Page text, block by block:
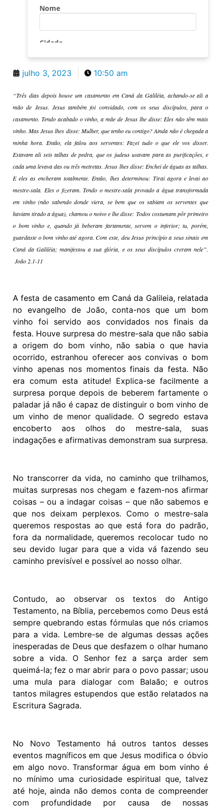
julho 3, 2023 10:50 am
“Três dias depois houve um casamento em Caná da Galiléia, achando-se ali a
mão de Jesus. Jesus também foi convidado, com os seus discípulos, para o
casamento. Tendo acabado o vinho, a mãe de Jesus lhe disse: Eles não têm mais
vinho. Mas Jesus lhes disse: Mulher, que tenho eu contigo? Ainda não é chegada a
minha hora. Então, ela falou aos serventes: Fazei tudo o que ele vos disser.
Estavam ali seis talhas de pedra, que os judeus usavam para as purificações, e
cada uma levava das ou três metretas. Jesus lhes disse: Enchei de águas as talhas.
E eles as encheram totalmente. Então, lhes determinou: Tirai agora e levai ao
mestre-sala. Eles o fizeram. Tendo o mestre-sala provado a água transformada
em vinho (não sabendo donde viera, se bem que os sabiam os serventes que
haviam tirado a água), chamou o noivo e lhe disse: Todos costumam pôr primeiro
o bom vinho e, quando já beberam fartamente, servem o inferior; tu, porém,
guardaste o bom vinho até agora. Com este, deu Jesus princípio a seus sinais em
Caná da Galiléia; manifestou a sua glória, e os seus discípulos creram nele”.
João 2.1-11
A festa de casamento em Caná da Galileia, relatada
no evangelho de João, conta-nos que um bom
vinho foi servido aos convidados nos finais da
festa. Houve surpresa do mestre-sala que não sabia
a origem do bom vinho, não sabia o que havia
ocorrido, estranhou oferecer aos convivas o bom
vinho apenas nos momentos finais da festa. Não
era comum esta atitude! Explica-se facilmente a
surpresa porque depois de beberem fartamente o
paladar já não é capaz de distinguir o bom vinho de
um vinho de menor qualidade. O segredo estava
encoberto aos olhos do mestre-sala, suas
indagações e afirmativas demonstram sua surpresa.
No transcorrer da vida, no caminho que trilhamos,
muitas surpresas nos chegam e fazem-nos afirmar
coisas – ou a indagar coisas – que não sabemos e
que nos deixam perplexos. Como o mestre-sala
queremos respostas ao que está fora do padrão,
fora da normalidade, queremos recolocar tudo no
seu devido lugar para que a vida vá fazendo seu
caminho previsível e possível ao nosso olhar.
Contudo, ao observar os textos do Antigo
Testamento, na Bíblia, percebemos como Deus está
sempre quebrando estas fórmulas que nós criamos
para a vida. Lembre-se de algumas dessas ações
inesperadas de Deus que desfazem o olhar humano
sobre a vida. O Senhor fez a sarça arder sem
queimá-la; fez o mar abrir para o povo passar; usou
uma mula para dialogar com Balaão; e outros
tantos milagres estupendos que estão relatados na
Escritura Sagrada.
No Novo Testamento há outros tantos desses
eventos magníficos em que Jesus modifica o óbvio
em algo novo. Transformar água em bom vinho é
no mínimo uma curiosidade espiritual que, talvez
até hoje, ainda não demos conta de compreender
com profundidade por causa de nossas